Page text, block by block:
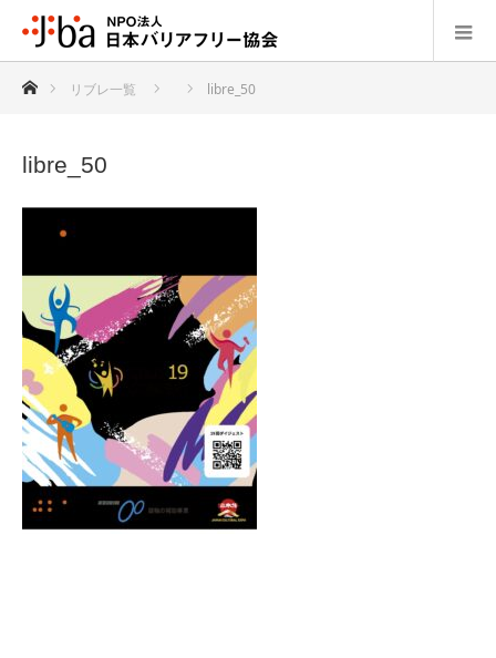
ホームリブレ一覧 libre_50
libre_50